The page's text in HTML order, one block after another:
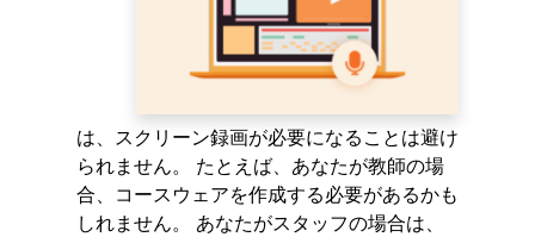
は、スクリーン録画が必要になることは避け
られません。 たとえば、あなたが教師の場
合、コースウェアを作成する必要があるかも
しれません。 あなたがスタッフの場合は、